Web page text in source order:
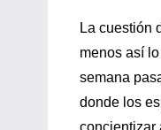
La cuestión
menos así
semana
donde los
concientizar